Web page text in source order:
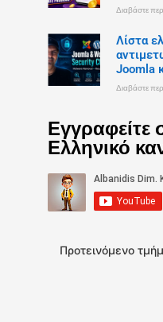
Διαβάστε
Λίστα
Joomla
Διαβάστε
Εγγραφείτε
Ελληνικό
Προτεινόμενο